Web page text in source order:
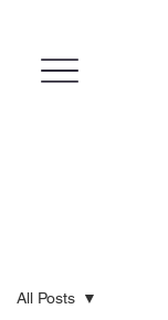
All Posts